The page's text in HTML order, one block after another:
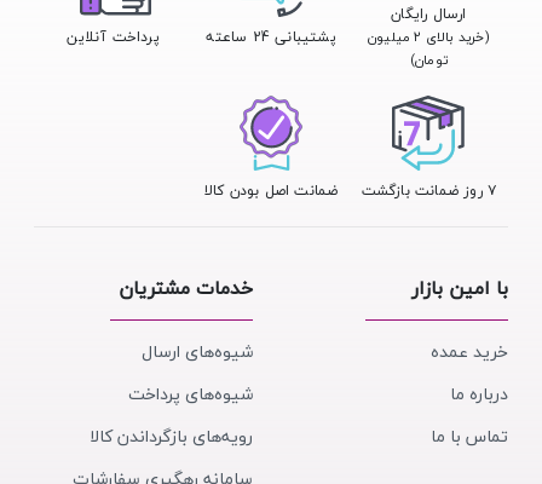
ارسال رایگان
(خرید بالای ۲ میلیون
تومان)
پشتیبانی 24 ساعته پرداخت آنلاین
۷ روز ضمانت بازگشت ضمانت اصل بودن کالا
با امین بازار
خرید عمده
درباره ما
تماس با ما
خدمات مشتریان
شیوه‌های ارسال
شیوه‌های پرداخت
رویه‌های بازگرداندن کالا